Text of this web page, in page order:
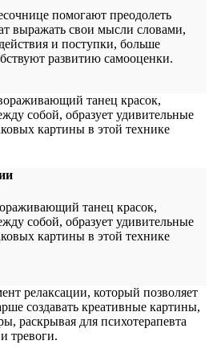
помогают преодолеть
выражать свои мысли словами,
и поступки, больше
развитию самооценки.
танец красок,
собой, образует удивительные
картины в этой технике